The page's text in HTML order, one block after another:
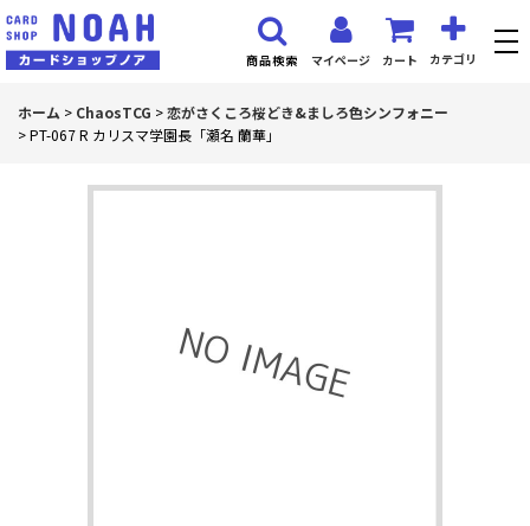
マイページ カート カテゴリ
商品検索
ホーム > ChaosTCG >恋がさくころ桜どき&ましろ色シンフォニー
>PT-067 R カリスマ学園長「瀬名 蘭華」